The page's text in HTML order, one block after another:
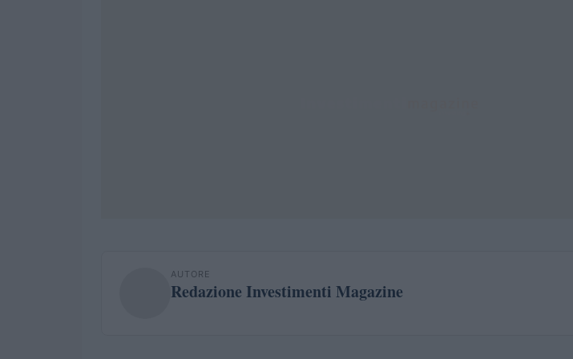
AUTORE
Redazione Investimenti Magazine